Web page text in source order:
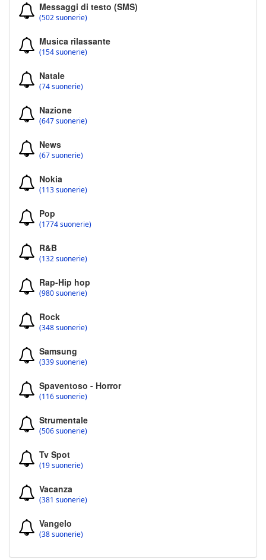
Messaggi di testo (SMS)
(502 suonerie)
Musica rilassante
(154 suonerie)
Natale
(74 suonerie)
Nazione
(647 suonerie)
News
(67 suonerie)
Nokia
(113 suonerie)
Pop
(1774 suonerie)
R&B
(132 suonerie)
Rap-Hip hop
(980 suonerie)
Rock
(348 suonerie)
Samsung
(339 suonerie)
Spaventoso - Horror
(116 suonerie)
Strumentale
(506 suonerie)
Tv Spot
(19 suonerie)
Vacanza
(381 suonerie)
Vangelo
(38 suonerie)